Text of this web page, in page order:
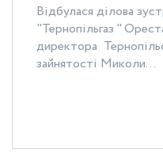
Відбулася ділова
"Тернопільгаз "
директора
зайнятості Миколи...